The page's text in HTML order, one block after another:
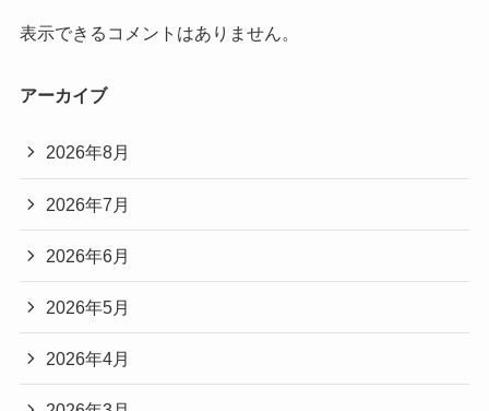
表示できるコメントはありません。
アーカイブ
2026年8月
2026年7月
2026年6月
2026年5月
2026年4月